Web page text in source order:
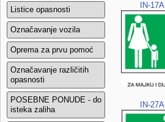
Listice opasnosti
Označavanje vozila
Oprema za prvu pomoć
Označavanje različitih
opasnosti
POSEBNE PONUDE - do
isteka zaliha
IN-17A
IN-27A